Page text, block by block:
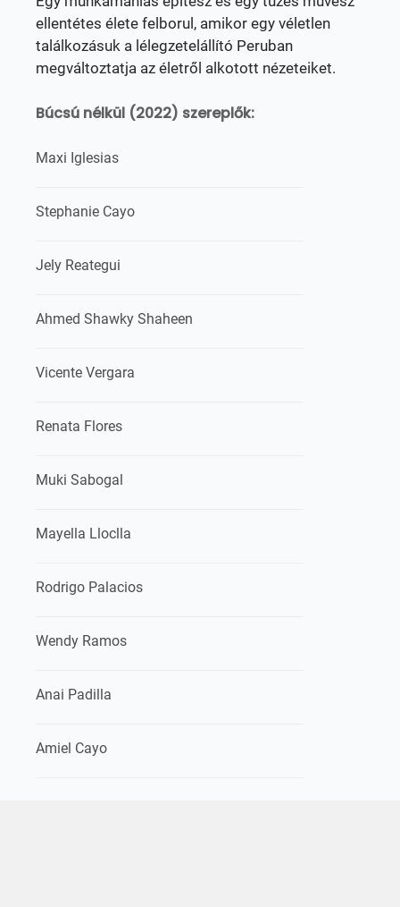
ellentétes élete felborul, amikor egy véletlen
találkozásuk a lélegzetelállító Peruban
megváltoztatja az életről alkotott nézeteiket.
Búcsú nélkül (2022) szereplők:
Maxi Iglesias
Stephanie Cayo
Jely Reategui
Ahmed Shawky Shaheen
Vicente Vergara
Renata Flores
Muki Sabogal
Mayella Lloclla
Rodrigo Palacios
Wendy Ramos
Anai Padilla
Amiel Cayo